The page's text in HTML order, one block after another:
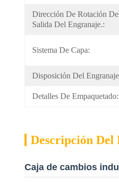
Dirección De Rotación
Salida Del Engranaje.:
Sistema De Capa:
Disposición Del
Detalles De Empaquetado:
Descripción Del
Caja de cambios